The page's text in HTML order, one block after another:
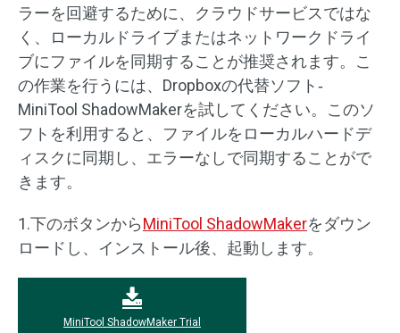
ラーを回避するために、クラウドサービスではな
く、ローカルドライブまたはネットワークドライ
ブにファイルを同期することが推奨されます。こ
の作業を行うには、Dropboxの代替ソフト‐
MiniTool ShadowMakerを試してください。このソ
フトを利用すると、ファイルをローカルハードデ
ィスクに同期し、エラーなしで同期することがで
きます。
1.下のボタンからMiniTool ShadowMakerをダウン
ロードし、インストール後、起動します。
MiniTool ShadowMaker Trial